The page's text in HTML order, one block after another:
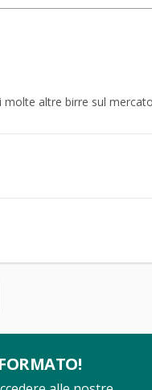
molte altre birre sul